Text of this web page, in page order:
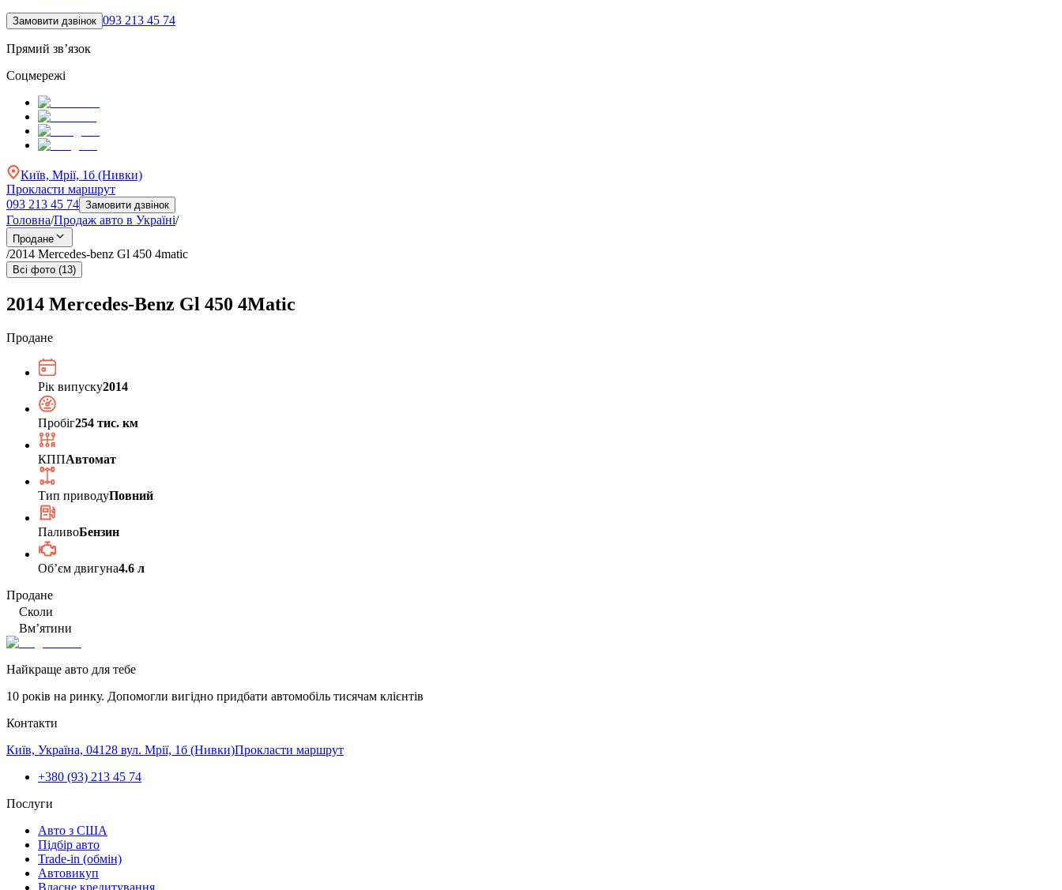
Замовити дзвінок 093 213 45 74
Прямий зв’язок
Соцмережі
Київ, Мрії, 1б (Нивки)
Прокласти маршрут
093 213 45 74 Замовити дзвінок
Головна/Продаж авто в Україні/
Продане
/2014 Mercedes-benz Gl 450 4matic
Всі фото (13)
2014 Mercedes-Benz Gl 450 4Matic
Продане
Рік випуску2014
Пробіг254 тис. км
КППАвтомат
Тип приводуПовний
ПаливоБензин
Обʼєм двигуна4.6 л
Продане
Сколи
Вм’ятини
Найкраще авто для тебе
10 років на ринку. Допомогли вигідно придбати автомобіль тисячам клієнтів
Контакти
Київ, Україна, 04128 вул. Мрії, 1б (Нивки)Прокласти маршрут
+380 (93) 213 45 74
Послуги
Авто з США
Підбір авто
Trade-in (обмін)
Автовикуп
Власне кредитування